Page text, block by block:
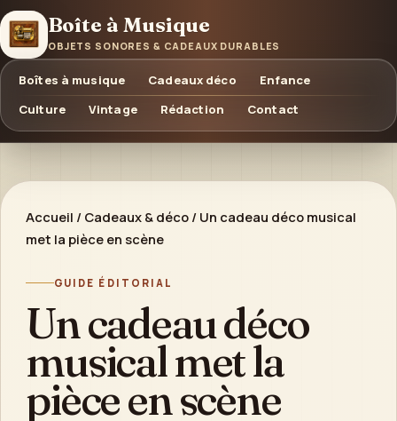
Boîte à Musique
OBJETS SONORES & CADEAUX DURABLES
Boîtes à musique Cadeaux déco
Enfance
Culture
Vintage Rédaction Contact
Accueil / Cadeaux & déco / Un cadeau déco musical
met la pièce en scène
GUIDE ÉDITORIAL
Un cadeau déco
musical met la
pièce en scène